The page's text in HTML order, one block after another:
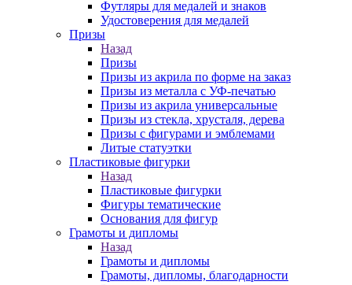
Футляры для медалей и знаков
Удостоверения для медалей
Призы
Назад
Призы
Призы из акрила по форме на заказ
Призы из металла с УФ-печатью
Призы из акрила универсальные
Призы из стекла, хрусталя, дерева
Призы с фигурами и эмблемами
Литые статуэтки
Пластиковые фигурки
Назад
Пластиковые фигурки
Фигуры тематические
Основания для фигур
Грамоты и дипломы
Назад
Грамоты и дипломы
Грамоты, дипломы, благодарности